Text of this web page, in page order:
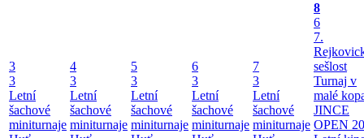
3
3
Letní
šachové
miniturnaje
4
3
Letní
šachové
miniturnaje
5
3
Letní
šachové
miniturnaje
6
3
Letní
šachové
miniturnaje
7
3
Letní
šachové
miniturnaje
8
6
7.
sešlost
Turnaj v
malé
JINCE
OPEN